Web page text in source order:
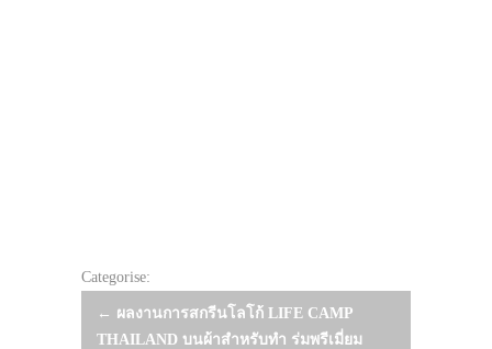
Categorise:
Post
← ผลงานการสกรีนโลโก้ LIFE CAMP
THAILAND บนผ้าสำหรับทำ ร่มพรีเมี่ยม